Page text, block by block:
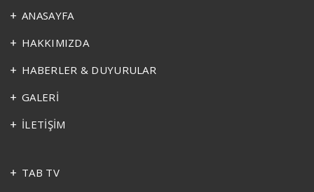
ANASAYFA
HAKKIMIZDA
HABERLER & DUYURULAR
GALERİ
İLETİŞİM
TAB TV